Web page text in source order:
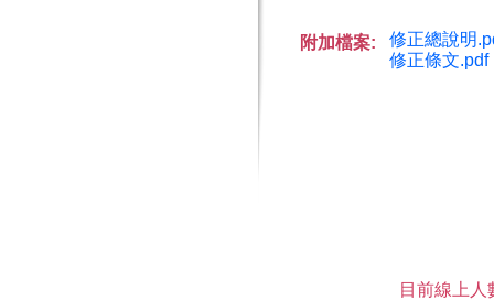
附加檔案:
修正總說明
修正條文.pdf
目前線上